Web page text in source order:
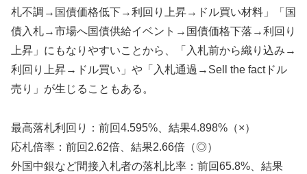
札不調→国債価格低下→利回り上昇→ドル買い材料」「国
債入札→市場へ国債供給イベント→国債価格下落→利回り
上昇」にもなりやすいことから、「入札前から織り込み→
利回り上昇→ドル買い」や「入札通過→Sell the factドル
売り」が生じることもある。
最高落札利回り：前回4.595%、結果4.898%（×）
応札倍率：前回2.62倍、結果2.66倍（◎）
外国中銀など間接入札者の落札比率：前回65.8%、結果